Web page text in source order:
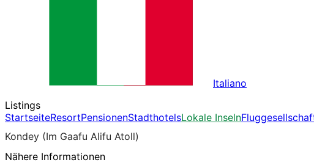
Italiano
Listings
StartseiteResortPensionenStadthotelsLokale Inseln
Kondey (Im Gaafu Alifu Atoll)
Nähere Informationen